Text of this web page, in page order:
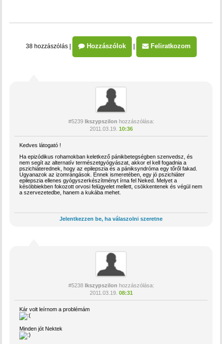
38 hozzászólás| Hozzászólok Feliratkozom
#5239 Ikszypszilon hozzászólása:
2011.03.19. 10:36
Kedves látogató !
Ha epizódikus rohamokban keletkező pánikbetegségben szenvedsz, és
nem segít az alternatív természetgyógyászat, akkor el kell fogadnia a
pszichiáterednek, hogy az epilepszia és a pániksyndróma egy tőről fakad.
Ugyanazok az izomrángások. Ennek ismeretében, egy jó pszichiáter
epilepszia ellenes gyógyszerkészítményt írna fel Neked. Melyet a
késöbbiekben fokozott orvosi felügyelet mellett, csökkentenek és végül nem
a szervezetedbe, hanem a kukába mehet.
Jelentkezzen be, ha válaszolni szeretne
#5238 Ikszypszilon hozzászólása:
2011.03.19. 08:31
Kár volt leírnom a problémám
Minden jót Nektek